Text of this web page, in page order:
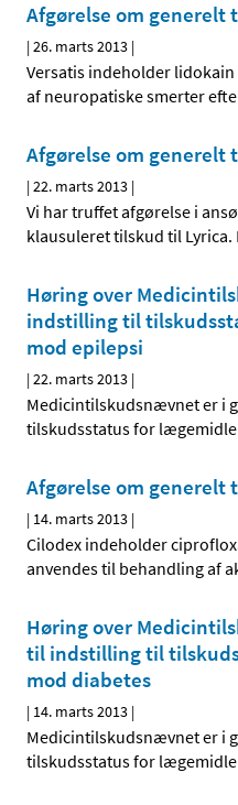
Afgørelse om generelt
|26. marts 2013 |
Versatis indeholder
af neuropatiske smerter
Afgørelse om generelt
|22. marts 2013 |
Vi har truffet afgørelse i
klausuleret tilskud til
Høring over
indstilling til
mod epilepsi
|22. marts 2013 |
Medicintilskudsnævnet er i
tilskudsstatus for
Afgørelse om generelt
| 14. marts 2013 |
Cilodex indeholder
anvendes til behandling af
Høring over
til indstilling til
mod diabetes
| 14. marts 2013 |
Medicintilskudsnævnet er i
tilskudsstatus for